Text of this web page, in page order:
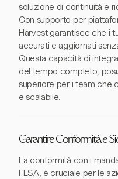
soluzione di continuità e
Con supporto per
Harvest garantisce che i
accurati e aggiornati
Questa capacità di
del tempo completo,
superiore per i team che
e scalabile.
Garantire Conformità e
La conformità con i
FLSA, è cruciale per le